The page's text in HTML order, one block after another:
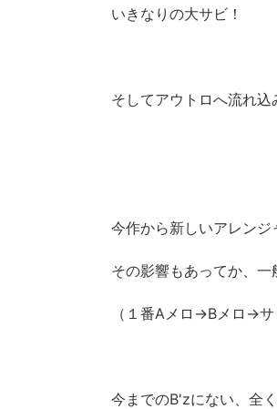
いきなりの大サビ！
そしてアウトロへ流れ込
今作から新しいアレン
その影響もあってか、
（１番Aメロ→Bメロ→
今までのB'zにない、全